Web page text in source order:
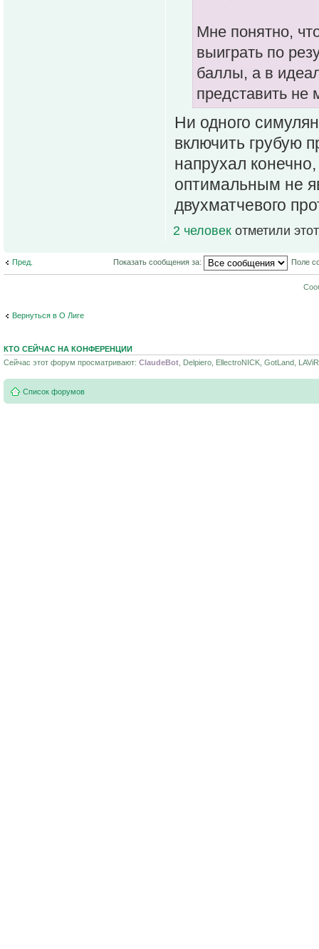
Мне понятно,
выиграть по
баллы, а в
представить не
Ни одного
включить грубую
напрухал
оптимальным не
двухматчевого
2 человек отметили
Пред. Показать сообщения за: Поле
Вернуться в О Лиге
КТО СЕЙЧАС НА КОНФЕРЕНЦИИ
Сейчас этот форум просматривают: ClaudeBot , Delpiero, EllectroNICK, GotLand,
Список форумов